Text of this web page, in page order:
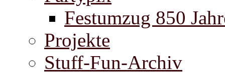
Festumzug 850
Projekte
Stuff-Fun-Archiv